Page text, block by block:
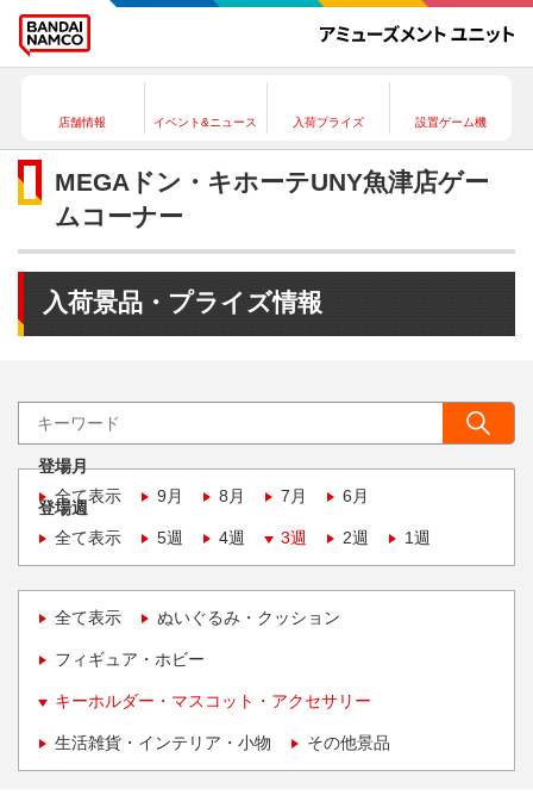
店舗情報 イベント&ニュース 入荷プライズ 設置ゲーム機
MEGAドン・キホーテUNY魚津店ゲー
ムコーナー
入荷景品・プライズ情報
登場月
全て表示
9月 8月 7月 6月
登場週
全て表示
5週 4週 3週 2週 1週
全て表示 ぬいぐるみ・クッション
フィギュア・ホビー
キーホルダー・マスコット・アクセサリー
生活雑貨・インテリア・小物 その他景品